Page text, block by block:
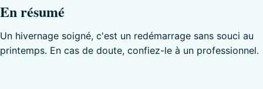
En résumé
Un hivernage soigné, c'est un redémarrage sans souci au
printemps. En cas de doute, confiez-le à un professionnel.